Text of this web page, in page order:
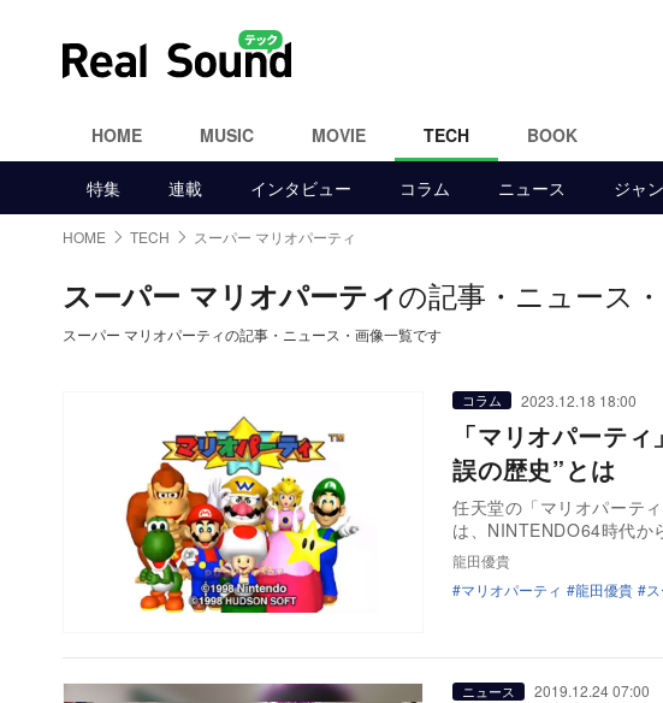
HOME MUSIC MOVIE TECH BOOK
特集 連載 インタビュー コラム ニュース ジャ
HOME TECH スーパー マリオパーティ
スーパー マリオパーティの記事・ニュース
スーパー マリオパーティの記事・ニュース・画像一覧です
コラム 2023.12.18 18:00
「マリオパーテ
誤の歴史”とは
任天堂の「マリオパーテ
は、NINTENDO64時代
龍田優貴
マリオパーティ
龍田優貴
ニュース 2019.12.24 07:00